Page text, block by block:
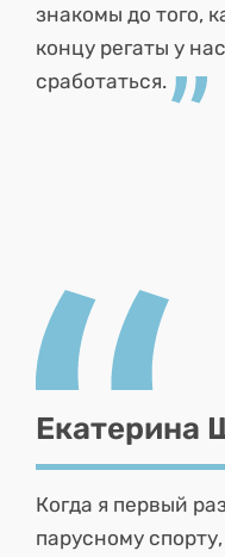
знакомы до того,
концу регаты у
сработаться.
Екатерина
Когда я первый
парусному